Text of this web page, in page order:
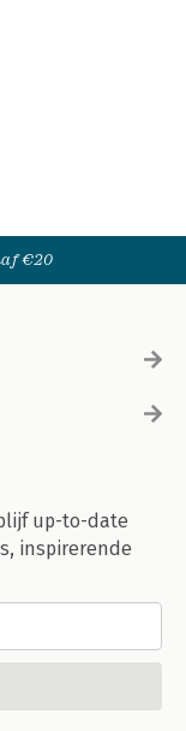
€20
up-to-date
inspirerende